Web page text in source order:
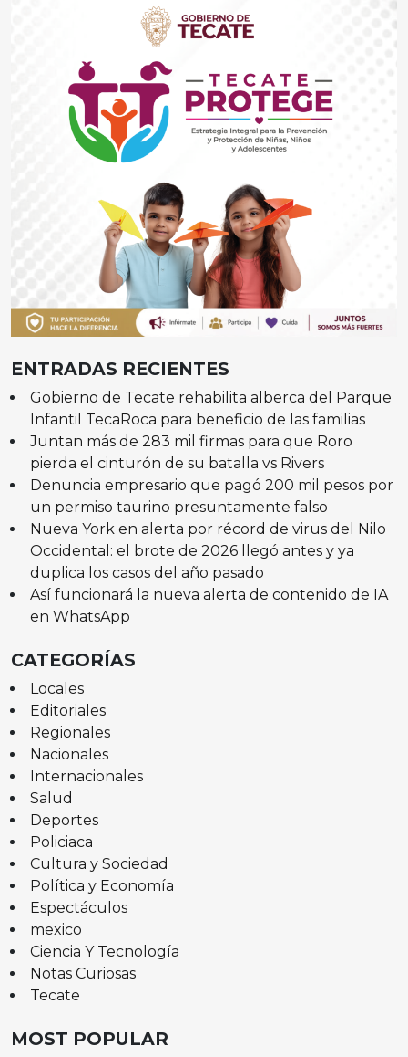
ENTRADAS RECIENTES
Gobierno de Tecate rehabilita alberca del Parque
Infantil TecaRoca para beneficio de las familias
Juntan más de 283 mil firmas para que Roro
pierda el cinturón de su batalla vs Rivers
Denuncia empresario que pagó 200 mil pesos por
un permiso taurino presuntamente falso
Nueva York en alerta por récord de virus del Nilo
Occidental: el brote de 2026 llegó antes y ya
duplica los casos del año pasado
Así funcionará la nueva alerta de contenido de IA
en WhatsApp
CATEGORÍAS
Locales
Editoriales
Regionales
Nacionales
Internacionales
Salud
Deportes
Policiaca
Cultura y Sociedad
Política y Economía
Espectáculos
mexico
Ciencia Y Tecnología
Notas Curiosas
Tecate
MOST POPULAR